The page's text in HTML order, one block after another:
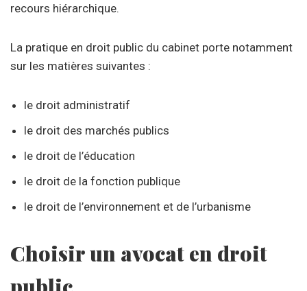
recours hiérarchique.
La pratique en droit public du cabinet porte notamment
sur les matières suivantes :
le droit administratif
le droit des marchés publics
le droit de l’éducation
le droit de la fonction publique
le droit de l’environnement et de l’urbanisme
Choisir un avocat en droit